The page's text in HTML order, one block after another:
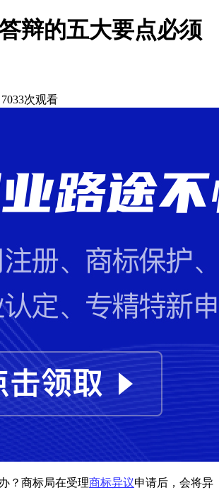
辩的五大要点必须
7033次观看
？商标局在受理商标异议申请后，会将异